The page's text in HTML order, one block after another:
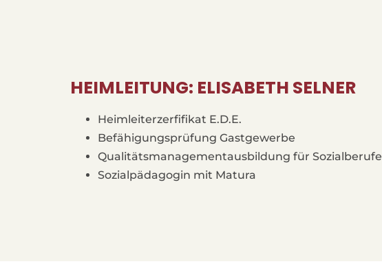
HEIMLEITUNG: ELISABETH SELNER
Heimleiterzerfifikat E.D.E.
Befähigungsprüfung Gastgewerbe
Qualitätsmanagementausbildung für Sozialberufe
Sozialpädagogin mit Matura